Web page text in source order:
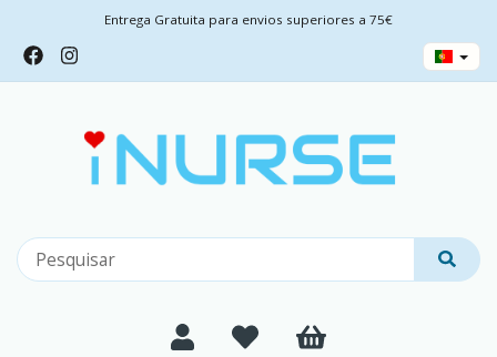
Entrega Gratuita para envios superiores a 75€